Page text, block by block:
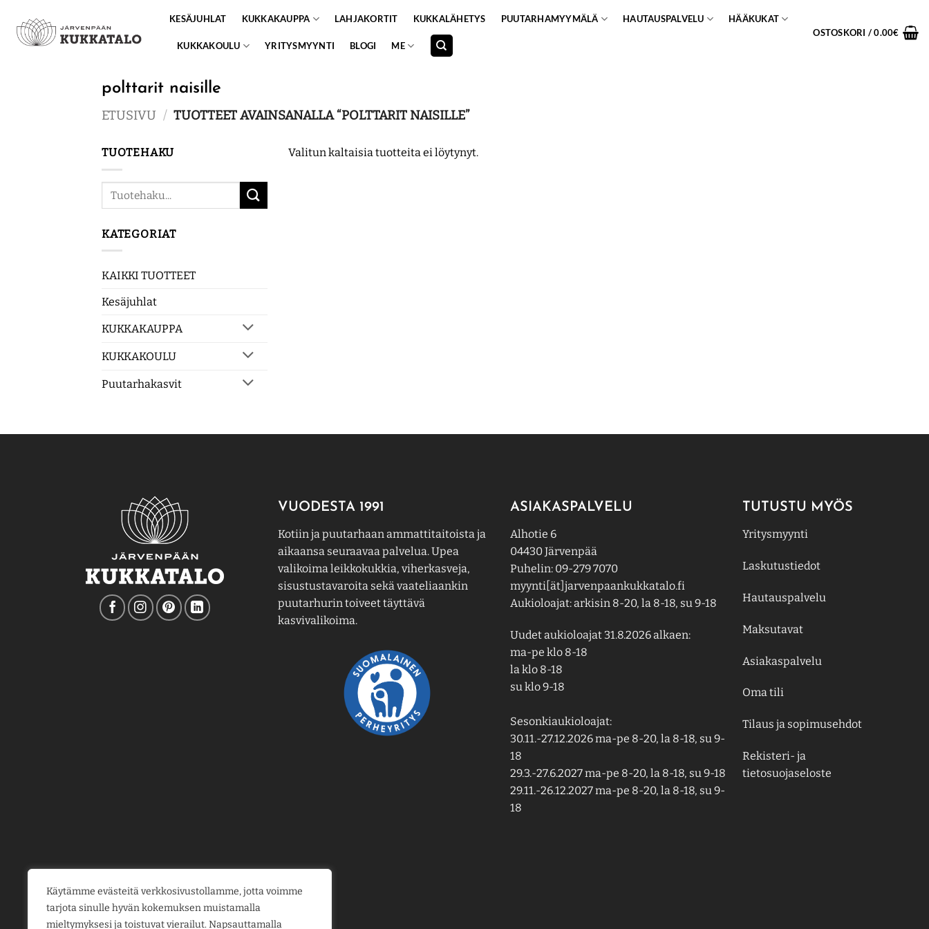
Käytämme evästeitä verkkosivustollamme, jotta voimme
tarjota sinulle hyvän kokemuksen muistamalla
mieltymyksesi ja toistuvat vierailut. Napsauttamalla
content
KESÄJUHLAT KUKKAKAUPPA LAHJAKORTIT KUKKALÄHETYS PUUTARHAMYYMÄLÄ HAUTAUSPALVELU HÄÄKUKAT
KUKKAKOULU YRITYSMYYNTI BLOGI ME
OSTOSKORI /0.00€
polttarit naisille
ETUSIVU / TUOTTEET AVAINSANALLA “POLTTARIT NAISILLE”
TUOTEHAKU
Etsi:
KATEGORIAT
KAIKKI TUOTTEET
Kesäjuhlat
KUKKAKAUPPA
KUKKAKOULU
Puutarhakasvit
Valitun kaltaisia tuotteita ei löytynyt.
VUODESTA 1991
Kotiin ja puutarhaan ammattitaitoista ja
aikaansa seuraavaa palvelua. Upea
valikoima leikkokukkia, viherkasveja,
sisustustavaroita sekä vaateliaankin
puutarhurin toiveet täyttävä
kasvivalikoima.
ASIAKASPALVELU
Alhotie 6
04430 Järvenpää
Puhelin: 09-279 7070
myynti[ät]jarvenpaankukkatalo.fi
Aukioloajat: arkisin 8-20, la 8-18, su 9-18
Uudet aukioloajat 31.8.2026 alkaen:
ma-pe klo 8-18
la klo 8-18
su klo 9-18
Sesonkiaukioloajat:
30.11.-27.12.2026 ma-pe 8-20, la 8-18, su 9-
18
29.3.-27.6.2027 ma-pe 8-20, la 8-18, su 9-18
29.11.-26.12.2027 ma-pe 8-20, la 8-18, su 9-
18
TUTUSTU MYÖS
Yritysmyynti
Laskutustiedot
Hautauspalvelu
Maksutavat
Asiakaspalvelu
Oma tili
Tilaus ja sopimusehdot
Rekisteri- ja
tietosuojaseloste